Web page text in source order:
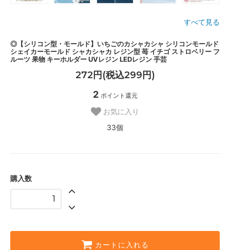
すべて見る
◎【シリコン型・モールド】いちごのカシャカシャ シリコンモールド
シェイカーモールド シャカシャカ レジン型 苺 イチゴ ストロベリー フ
ルーツ 果物 キーホルダー UVレジン LEDレジン 手芸
272円(税込299円)
2 ポイント還元
お気に入り
33個
購入数
カートに入れる